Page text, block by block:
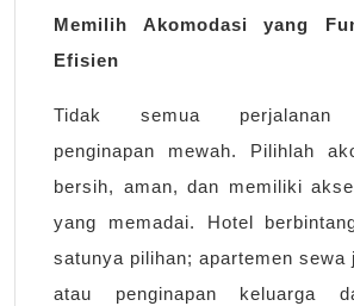
Memilih Akomodasi yang
Efisien
Tidak semua perjalanan
penginapan mewah. Pilihlah
bersih, aman, dan memiliki
yang memadai. Hotel
satunya pilihan; apartemen sewa
atau penginapan keluarga